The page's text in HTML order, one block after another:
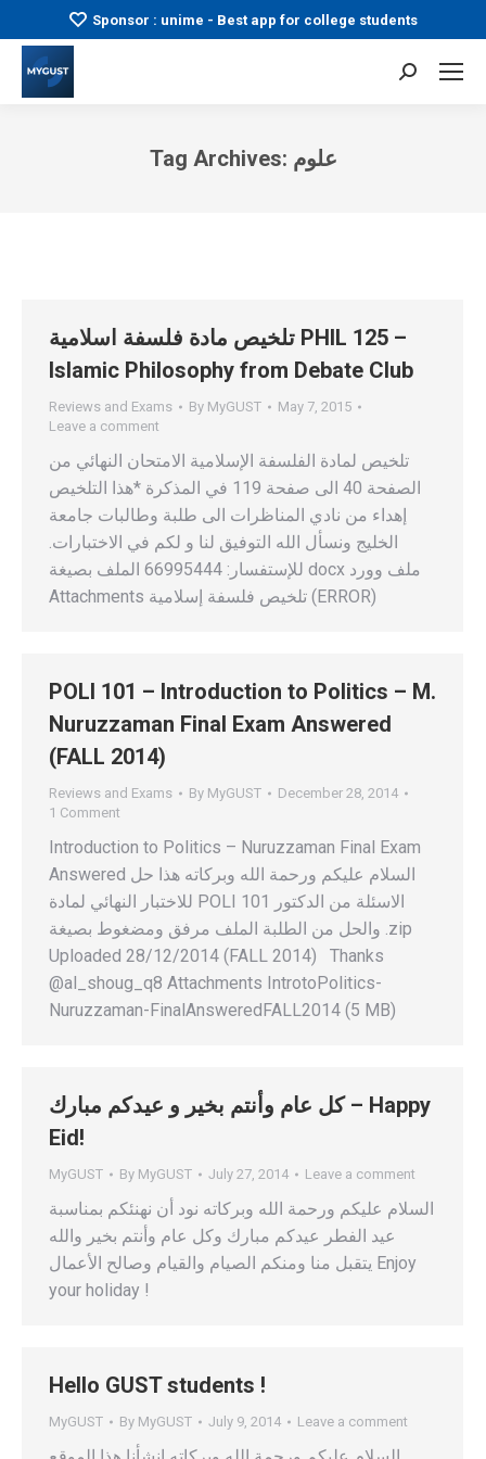
Sponsor : unime - Best app for college students
Search:
Tag Archives: علوم
تلخيص مادة فلسفة اسلامية PHIL 125 –
Islamic Philosophy from Debate Club
Reviews and Exams By MyGUST
May 7, 2015
Leave a comment
تلخيص لمادة الفلسفة الإسلامية الامتحان النهائي من
الصفحة 40 الى صفحة 119 في المذكرة *هذا التلخيص
إهداء من نادي المناظرات الى طلبة وطالبات جامعة
الخليج ونسأل الله التوفيق لنا و لكم في الاختبارات.
للإستفسار: 66995444 الملف بصيغة docx ملف وورد
Attachments تلخيص فلسفة إسلامية (ERROR)
POLI 101 – Introduction to Politics – M.
Nuruzzaman Final Exam Answered
(FALL 2014)
Reviews and Exams By MyGUST
December 28, 2014
1 Comment
Introduction to Politics – Nuruzzaman Final Exam
Answered السلام عليكم ورحمة الله وبركاته هذا حل
للاختبار النهائي لمادة POLI 101 الاسئلة من الدكتور
والحل من الطلبة الملف مرفق ومضغوط بصيغة .zip
Uploaded 28/12/2014 (FALL 2014) Thanks
@al_shoug_q8 Attachments IntrotoPolitics-
Nuruzzaman-FinalAnsweredFALL2014 (5 MB)
كل عام وأنتم بخير و عيدكم مبارك – Happy
Eid!
MyGUST By MyGUST July 27, 2014 Leave a comment
السلام عليكم ورحمة الله وبركاته نود أن نهنئكم بمناسبة
عيد الفطر عيدكم مبارك وكل عام وأنتم بخير والله
يتقبل منا ومنكم الصيام والقيام وصالح الأعمال Enjoy
your holiday !
Hello GUST students !
MyGUST By MyGUST July 9, 2014 Leave a comment